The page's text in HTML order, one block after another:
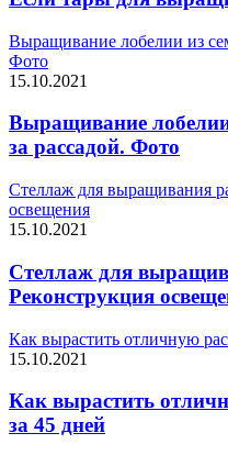
Выращивание лобелии из
Фото
15.10.2021
Выращивание
за рассадой. Фото
Стеллаж для выращивания
освещения
15.10.2021
Стеллаж для
Реконструкция
Как вырастить отличную
15.10.2021
Как вырастить
за 45 дней